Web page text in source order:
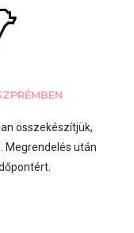
összekészítjük,
Megrendelés után